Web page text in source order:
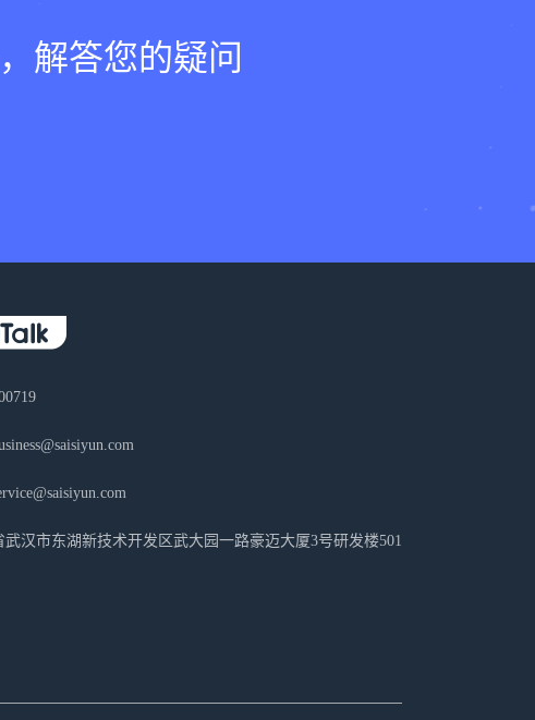
解答您的疑问
武汉市东湖新技术开发区武大园一路豪迈大厦3号研发楼501